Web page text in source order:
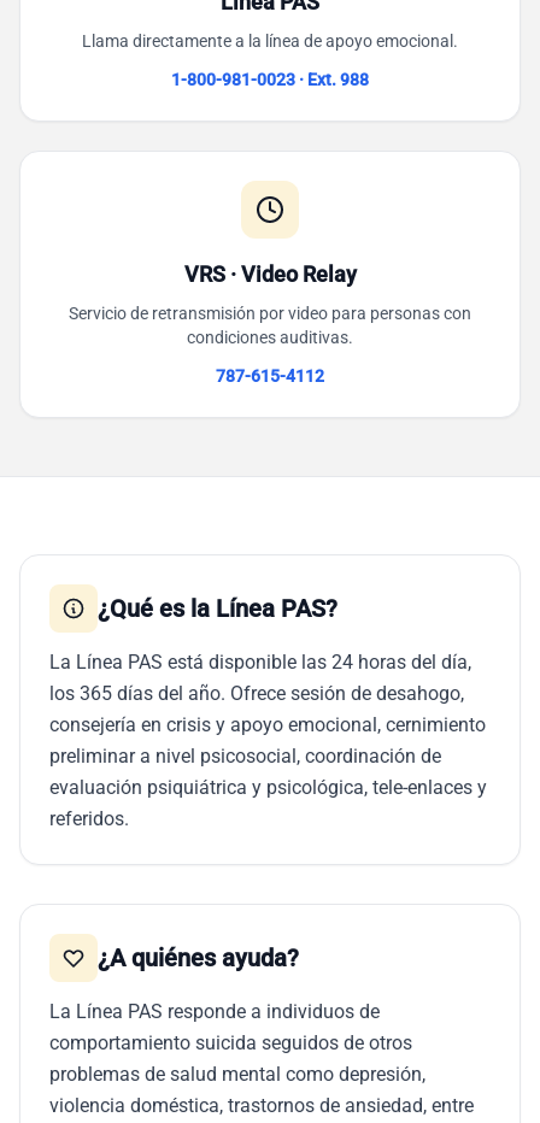
Llama directamente a la línea de apoyo emocional.
1-800-981-0023 · Ext. 988
VRS · Video Relay
Servicio de retransmisión por video para personas con
condiciones auditivas.
787-615-4112
¿Qué es la Línea PAS?
La Línea PAS está disponible las 24 horas del día,
los 365 días del año. Ofrece sesión de desahogo,
consejería en crisis y apoyo emocional, cernimiento
preliminar a nivel psicosocial, coordinación de
evaluación psiquiátrica y psicológica, tele-enlaces y
referidos.
¿A quiénes ayuda?
La Línea PAS responde a individuos de
comportamiento suicida seguidos de otros
problemas de salud mental como depresión,
violencia doméstica, trastornos de ansiedad, entre